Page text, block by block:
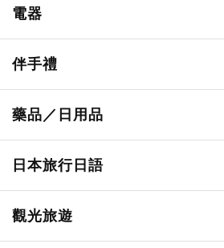
甜點・菓子
人氣店鋪美食
必吃的日式早餐
日本酒達人
所有
便利商店化妝品
藥妝店化妝品
電器
所有
健康/美容儀器
廚房家電
伴手禮
所有
伴手禮排行榜
免稅商店
藥品／日用品
所有
百圓商店
日本旅行日語
所有
觀光旅遊